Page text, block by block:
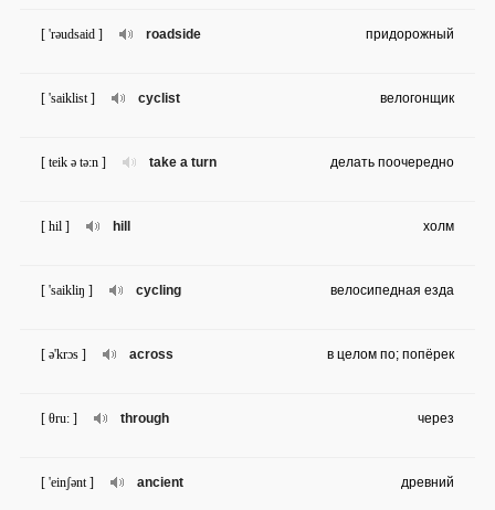
roadside
[ 'rəudsaid ] придорожный
cyclist
[ 'saiklist ] велогонщик
take a turn
[ teik ə tə:n ] делать поочередно
hill
[ hil ] холм
cycling
[ 'saikliŋ ] велосипедная езда
across
[ ə'krɔs ] в целом по; попёрек
through
[ θru: ] через
ancient
[ 'einʃənt ] древний